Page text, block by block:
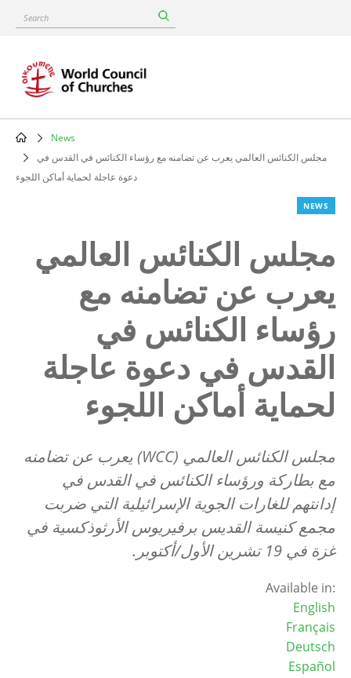
content
Search
Breadcrumb
News
دعوة عاجلة لحماية أماكن اللجوء
NEWS
مجلس الكنائس العالمي
يعرب عن تضامنه مع
رؤساء الكنائس في
القدس في دعوة عاجلة
لحماية أماكن اللجوء
مجلس الكنائس العالمي (WCC) يعرب عن تضامنه
مع بطاركة ورؤساء الكنائس في القدس في
إدانتهم للغارات الجوية الإسرائيلية التي ضربت
مجمع كنيسة القديس برفيريوس الأرثوذكسية في
غزة في 19 تشرين الأول/أكتوبر.
Available in:
English
Français
Deutsch
Español